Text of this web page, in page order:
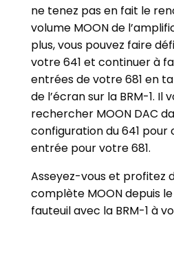
ne tenez pas en fait le
volume MOON de
plus, vous pouvez faire
votre 641 et continuer à
entrées de votre 681 en
de l’écran sur la BRM-1. Il
rechercher MOON DAC
configuration du 641
entrée pour votre 681.
Asseyez-vous et profitez
complète MOON depuis
fauteuil avec la BRM-1 à